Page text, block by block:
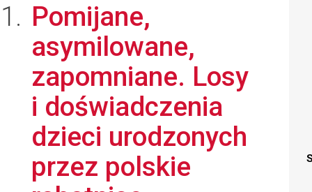
Pomijane,
asymilowane,
zapomniane. Losy
i doświadczenia
dzieci urodzonych
przez polskie